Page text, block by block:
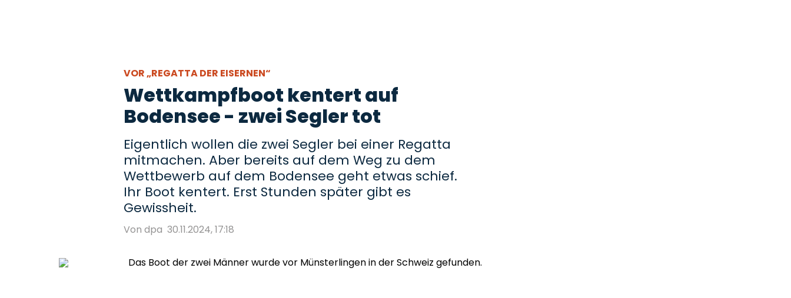
VOR „REGATTA DER EISERNEN“
Wettkampfboot kentert auf
Bodensee - zwei Segler tot
Eigentlich wollen die zwei Segler bei einer Regatta
mitmachen. Aber bereits auf dem Weg zu dem
Wettbewerb auf dem Bodensee geht etwas schief.
Ihr Boot kentert. Erst Stunden später gibt es
Gewissheit.
Von dpa 30.11.2024, 17:18